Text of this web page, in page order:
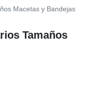
Tamaños